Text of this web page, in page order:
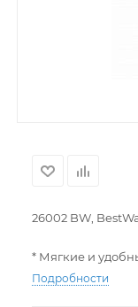
26002 BW,
* Мягкие и
* В комплекте
Подробности